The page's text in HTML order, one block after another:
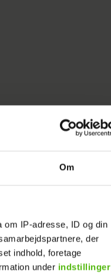
Om
IP-adresse, ID og din
der
indhold, foretage
under indstillinger